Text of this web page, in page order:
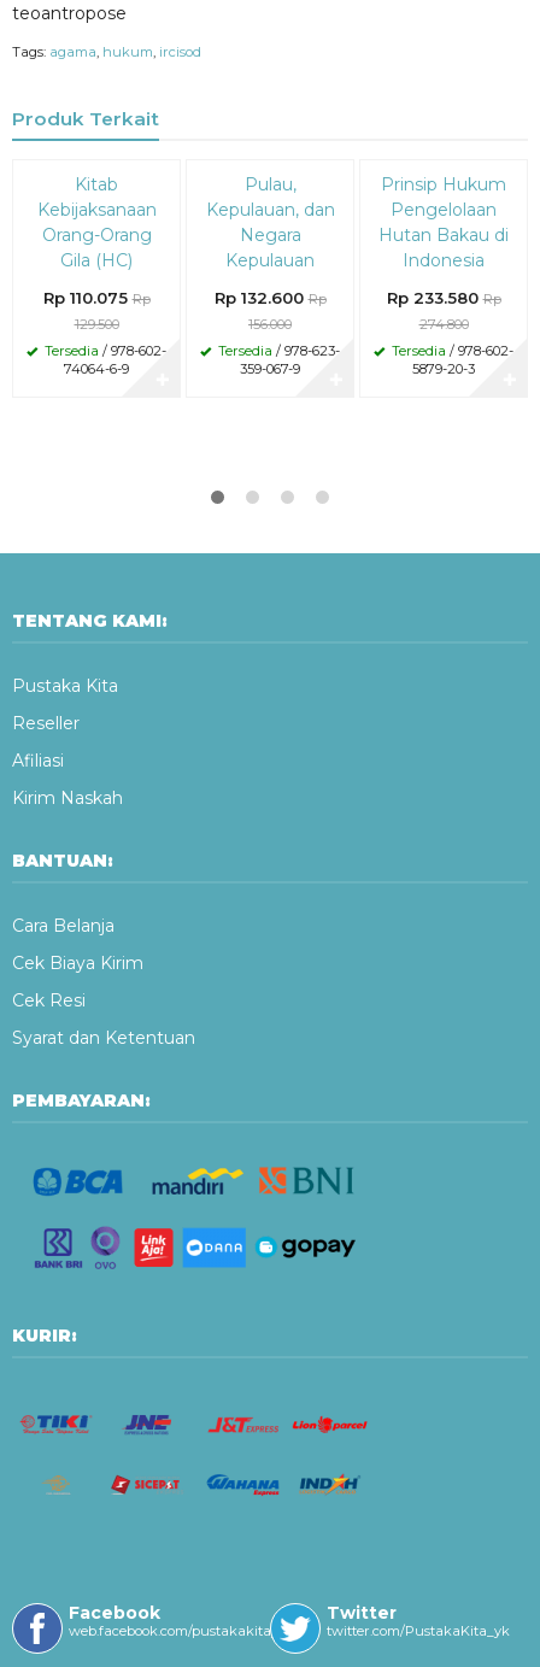
teoantropose
Tags: agama hukum ircisod
Produk Terkait
Kitab
Kebijaksanaan
Orang-Orang
Gila (HC)
Rp 110.075 Rp
129.500
Tersedia / 978-602-
74064-6-9
Pulau,
Kepulauan, dan
Negara
Kepulauan
Rp 132.600 Rp
156.000
Tersedia / 978-623-
359-067-9
Diskon
15%
Prinsip Hukum
Pengelolaan
Hutan Bakau di
Indonesia
Rp 233.580 Rp
274.800
Tersedia / 978-602-
5879-20-3
TENTANG KAMI:
Pustaka Kita
Reseller
Afiliasi
Kirim Naskah
BANTUAN:
Cara Belanja
Cek Biaya Kirim
Cek Resi
Syarat dan Ketentuan
PEMBAYARAN:
KURIR:
Facebook
web.facebook.com/pustakakitayk/
Twitter
twitter.com/PustakaKita_yk